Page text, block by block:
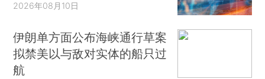
2026年08月10日
伊朗单方面公布海峡通行草案
拟禁美以与敌对实体的船只过
航